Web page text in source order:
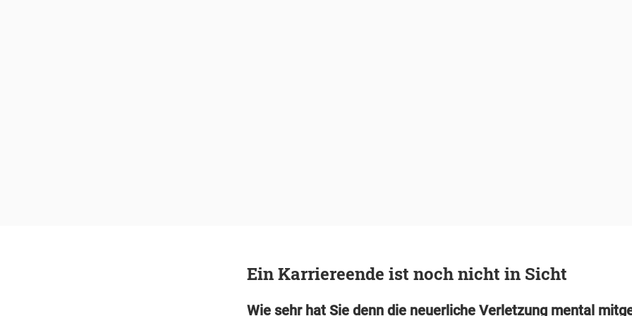
Ein Karriereende ist noch nicht in Sicht
Wie sehr hat Sie denn die neuerliche Verletzung mental